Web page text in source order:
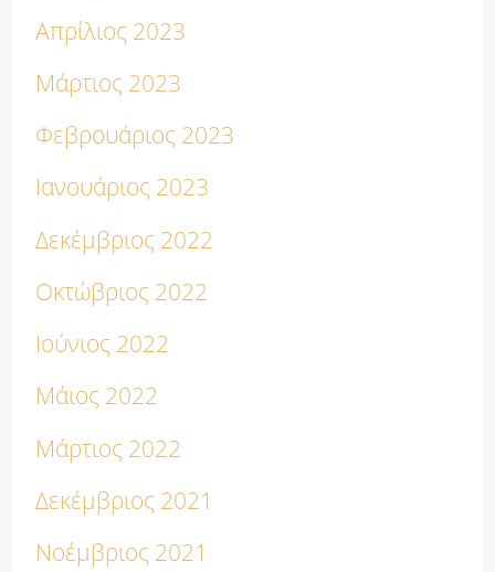
Απρίλιος 2023
Μάρτιος 2023
Φεβρουάριος 2023
Ιανουάριος 2023
Δεκέμβριος 2022
Οκτώβριος 2022
Ιούνιος 2022
Μάιος 2022
Μάρτιος 2022
Δεκέμβριος 2021
Νοέμβριος 2021